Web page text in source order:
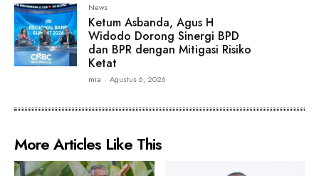
News
Ketum Asbanda, Agus H
Widodo Dorong Sinergi BPD
dan BPR dengan Mitigasi Risiko
Ketat
mia - Agustus 6, 2026
More Articles Like This